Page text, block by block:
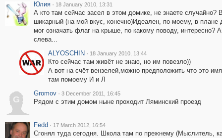
Юлия · 18 January 2010, 13:31
А кто там сейчас засел в этом домике, не знаете
шикарный (на мой вкус, конечно)Идеален, по-моему, в
мог означать флаг на крыше, по какому поводу, интересно?
слева...
ALYOSCHIN · 18 January 2010, 13:44
Кто сейчас там живёт не знаю, но им повезло))
А вот на счёт вензелей,можно предположить что это
там помоему И и Л
G
Gromov · 3 December 2011, 16:45
Рядом с этим домом ныне проходит Ляминский проезд
Fedd · 17 March 2012, 16:54
Сгонял туда сегодня. Школа там по прежнему (Мыслитель,